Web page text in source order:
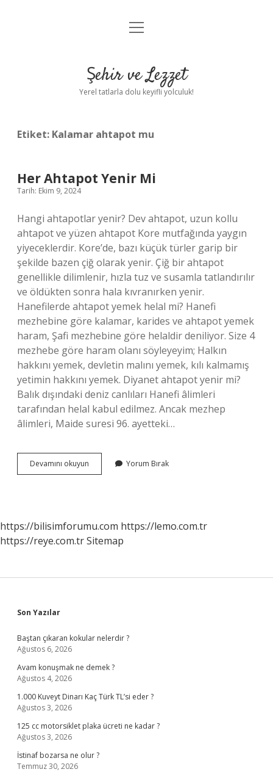
Anasayfa
Yasal Uyarı
menüyü
Şehir ve Lezzet
Yerel tatlarla dolu keyifli yolculuk!
Etiket: Kalamar ahtapot mu
Her Ahtapot Yenir Mi
Tarih: Ekim 9, 2024
Hangi ahtapotlar yenir? Dev ahtapot, uzun kollu
ahtapot ve yüzen ahtapot Kore mutfağında yaygın
yiyeceklerdir. Kore’de, bazı küçük türler garip bir
şekilde bazen çiğ olarak yenir. Çiğ bir ahtapot
genellikle dilimlenir, hızla tuz ve susamla tatlandırılır
ve öldükten sonra hala kıvranırken yenir.
Hanefilerde ahtapot yemek helal mi? Hanefi
mezhebine göre kalamar, karides ve ahtapot yemek
haram, Şafi mezhebine göre helaldir deniliyor. Size 4
mezhebe göre haram olanı söyleyeyim; Halkın
hakkını yemek, devletin malını yemek, kılı kalmamış
yetimin hakkını yemek. Diyanet ahtapot yenir mi?
Balık dışındaki deniz canlıları Hanefi âlimleri
tarafından helal kabul edilmez. Ancak mezhep
âlimleri, Maide suresi 96. ayetteki…
Devamını okuyun
Ahtapot
Yorum Bırak
https://bilisimforumu.com https://lemo.com.tr
https://reye.com.trSitemap
Sidebar
Son Yazılar
Baştan çıkaran kokular nelerdir ?
Ağustos 6, 2026
Avam konuşmak ne demek ?
Ağustos 4, 2026
1.000 Kuveyt Dinarı Kaç Türk TL’si eder ?
Ağustos 3, 2026
125 cc motorsiklet plaka ücreti ne kadar ?
Ağustos 3, 2026
İstinaf bozarsa ne olur ?
Temmuz 30, 2026